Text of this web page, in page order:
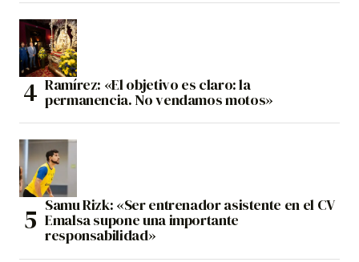
Ramírez: «El objetivo es claro: la
permanencia. No vendamos motos»
Samu Rizk: «Ser entrenador asistente en el CV
Emalsa supone una importante
responsabilidad»